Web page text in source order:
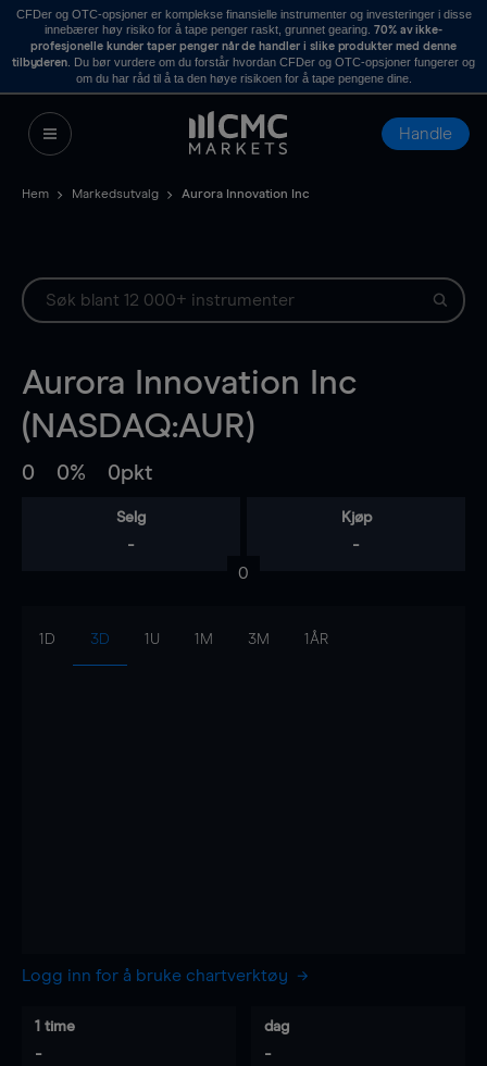
CFDer og OTC-opsjoner er komplekse finansielle instrumenter og investeringer i disse
innebærer høy risiko for å tape penger raskt, grunnet gearing. 70% av ikke-
profesjonelle kunder taper penger når de handler i slike produkter med denne
tilbyderen . Du bør vurdere om du forstår hvordan CFDer og OTC-opsjoner fungerer og
om du har råd til å ta den høye risikoen for å tape pengene dine.
Handle
Hem Markedsutvalg Aurora Innovation Inc
Aurora Innovation Inc
(NASDAQ:AUR)
0 0% 0pkt
Selg
-
Kjøp
-
0
1D 3D 1U 1M 3M 1ÅR
Logg inn for å bruke chartverktøy
1 time
-
dag
-